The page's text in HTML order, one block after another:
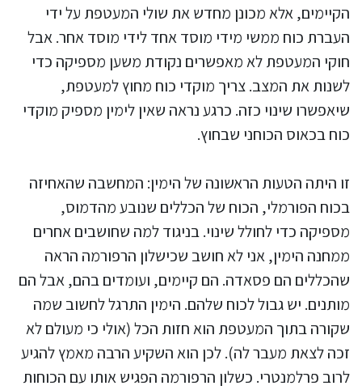
הקיימים, אלא מכונן מחדש את שולי המעטפת על ידי
העברת כוח ממשי מידי מוסד אחד לידי מוסד אחר. אבל
חוקי המעטפת לא מאפשרים נקודת משען מספיקה כדי
לשנות את המצב. צריך מוקדי כוח מחוץ למעטפת,
שיאפשרו שינוי כזה. כרגע נראה שאין לימין מספיק מוקדי
כוח בכאוס הכוחני שבחוץ.
זו היתה הטעות הראשונה של הימין: המחשבה שהאחיזה
בכוח הפורמלי, הכוח של הכללים שנובע מהדמוס,
מספיקה כדי לחולל שינוי. בניגוד למה שחושבים אחרים
ממחנה הימין, אני לא חושב שכישלון הרפורמה הראה
שהכללים הם פסאדה. הם קיימים, ועומדים בהם, אבל הם
מותנים. יש גבול לכוח שלהם. הימין התרגל לחשוב שמה
שקורה בתוך המעטפת הוא חזות הכל (אולי כי מעולם לא
זכה לצאת מעבר לה). לכן הוא השקיע הרבה מאמץ להגיע
לרוב פרלמנטרי. כשלון הרפורמה הפגיש אותו עם הכוחות